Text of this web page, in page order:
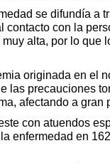
se difundía a
contacto con la
alta, por lo
originada en el
las precauciones
afectando a gran
con atuendos
enfermedad en